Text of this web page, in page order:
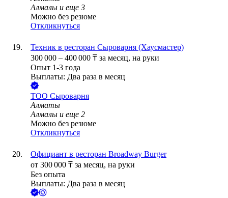
Алмалы и еще 3
Можно без резюме
Откликнуться
Техник в ресторан Сыроварня (Хаусмастер)
300 000 – 400 000 ₸ за месяц, на руки
Опыт 1-3 года
Выплаты: Два раза в месяц
ТОО Сыроварня
Алматы
Алмалы и еще 2
Можно без резюме
Откликнуться
Официант в ресторан Broadway Burger
от 300 000 ₸ за месяц, на руки
Без опыта
Выплаты: Два раза в месяц